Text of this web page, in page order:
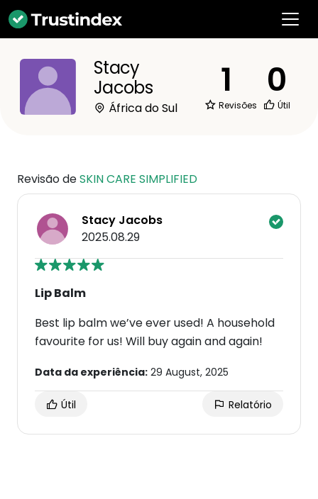
Stacy
Jacobs
África do Sul
1
Revisões
0
Útil
Revisão deSKIN CARE SIMPLIFIED
Stacy Jacobs
2025.08.29
Lip Balm
Best lip balm we’ve ever used! A household
favourite for us! Will buy again and again!
Data da experiência: 29 August, 2025
Útil Relatório